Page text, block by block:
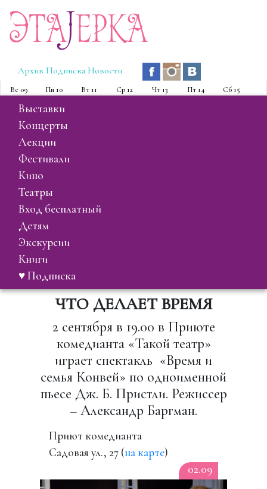
ЭтаJерка
Архив Подписка Новости
Вс 09 Пн 10 Вт 11 Ср 12 Чт 13 Пт 14 Сб 15
выставки
концерты
лекции
фестивали
кино
театры
вход бесплатный
детям
экскурсии
книги
♥ Подписка
ЧТО ДЕЛАЕТ ВРЕМЯ
2 сентября в 19.00 в Приюте
комедианта «Такой театр»
играет спектакль «Время и
семья Конвей» по одноименной
пьесе Дж. Б. Пристли. Режиссер
– Александр Баргман.
Приют комедианта
Садовая ул., 27 (на карте)
02.09